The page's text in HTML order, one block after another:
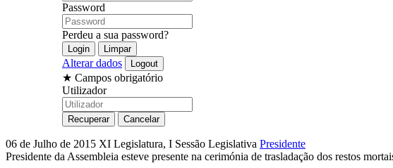
Password
Perdeu a sua password?
Alterar dados
★ Campos obrigatório
Utilizador
06 de Julho de 2015 XI Legislatura, I Sessão Legislativa Presidente
Presidente da Assembleia esteve presente na cerimónia de trasladação dos restos